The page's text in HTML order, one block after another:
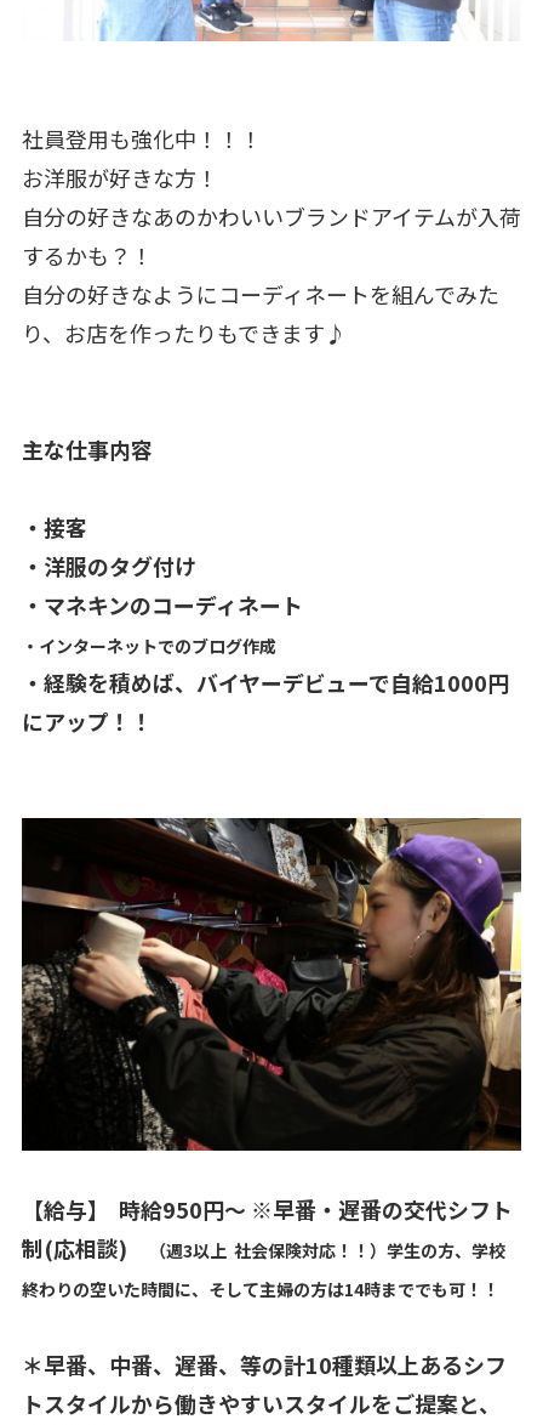
社員登用も強化中！！！
お洋服が好きな方！
自分の好きなあのかわいいブランドアイテムが入荷
するかも？！
自分の好きなようにコーディネートを組んでみた
り、お店を作ったりもできます♪
主な仕事内容
・接客
・洋服のタグ付け
・マネキンのコーディネート
・インターネットでのブログ作成
・経験を積めば、バイヤーデビューで自給1000円
にアップ！！
【給与】 時給950円〜 ※早番・遅番の交代シフト
制(応相談)
（週3以上 社会保険対応！！）学生の方、学校
終わりの空いた時間に、そして主婦の方は14時まででも可！！
＊早番、中番、遅番、等の計10種類以上あるシフ
トスタイルから働きやすいスタイルをご提案と、